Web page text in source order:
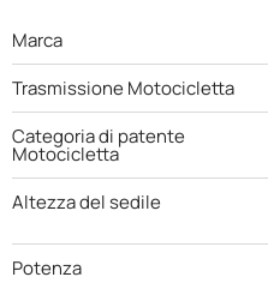
Marca
Trasmissione Motocicletta
Categoria di patente
Motocicletta
Altezza del sedile
Potenza